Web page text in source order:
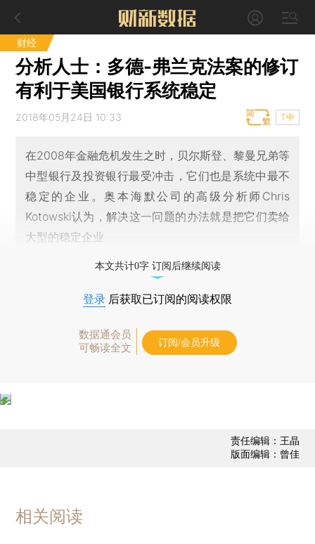
财经
分析人士：多德-弗兰克法案的修订
有利于美国银行系统稳定
2018年05月24日 10:33 T中
在2008年金融危机发生之时，贝尔斯登、黎曼兄弟等
中型银行及投资银行最受冲击，它们也是系统中最不
稳定的企业。奥本海默公司的高级分析师Chris
Kotowski认为，解决这一问题的办法就是把它们卖给
大型的稳定企业
本文共计0字 订阅后继续阅读
登录 后获取已订阅的阅读权限
数据通会员
可畅读全文
订阅/会员升级
责任编辑：王晶
版面编辑：曾佳
相关阅读